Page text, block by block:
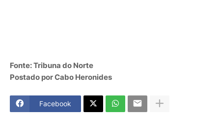
Fonte: Tribuna do Norte
Postado por Cabo Heronides
Facebook